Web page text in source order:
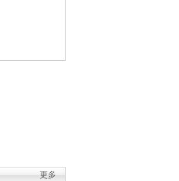
更多